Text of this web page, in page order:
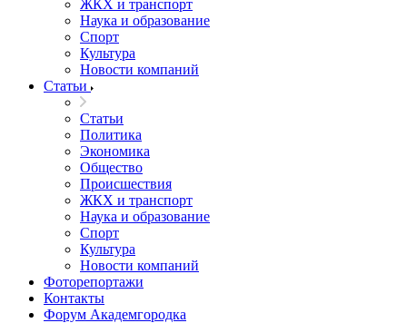
ЖКХ и транспорт
Наука и образование
Спорт
Культура
Новости компаний
Статьи
Статьи
Политика
Экономика
Общество
Происшествия
ЖКХ и транспорт
Наука и образование
Спорт
Культура
Новости компаний
Фоторепортажи
Контакты
Форум Академгородка